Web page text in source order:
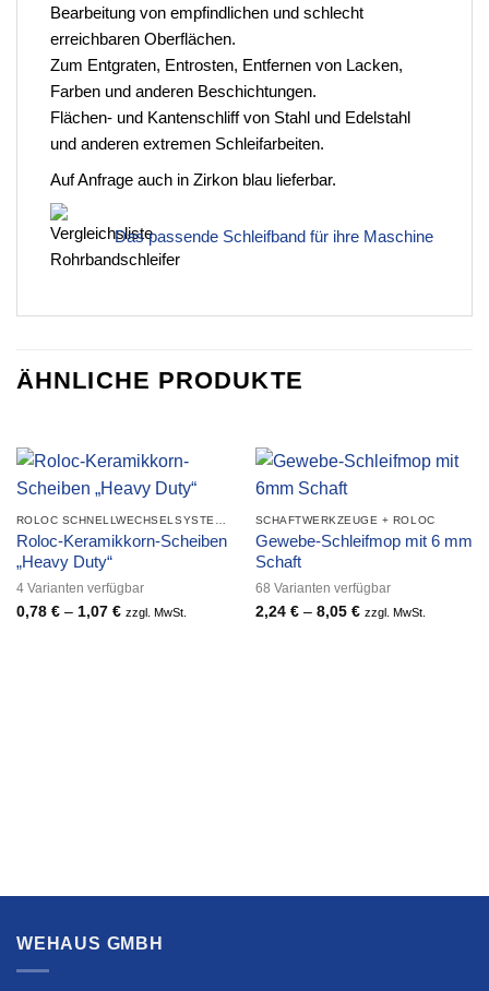
Bearbeitung von empfindlichen und schlecht
erreichbaren Oberflächen.
Zum Entgraten, Entrosten, Entfernen von Lacken,
Farben und anderen Beschichtungen.
Flächen- und Kantenschliff von Stahl und Edelstahl
und anderen extremen Schleifarbeiten.
Auf Anfrage auch in Zirkon blau lieferbar.
Das passende Schleifband für ihre Maschine
ÄHNLICHE PRODUKTE
Roloc-Keramikkorn-Scheiben
„Heavy Duty“
4 Varianten verfügbar
0,78 € – 1,07 €Preisspanne:
zzgl. MwSt.
SCHAFTWERKZEUGE + ROLOC
Gewebe-Schleifmop mit 6 mm
Schaft
68 Varianten verfügbar
2,24 € – 8,05 €Preisspanne:
zzgl. MwSt.
WEHAUS GMBH